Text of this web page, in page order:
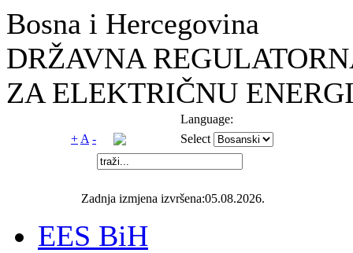
Bosna i Hercegovina
DRŽAVNA
ZA ELEKTRIČNU
Language:
+ A - Select
Zadnja izmjena izvršena:05.08.2026.
EES BiH